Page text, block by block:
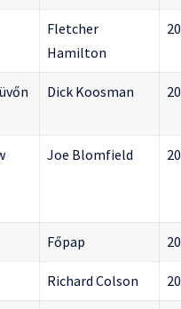
Fletcher
Hamilton
Dick Koosman
Joe Blomfield
Főpap
Richard Colson